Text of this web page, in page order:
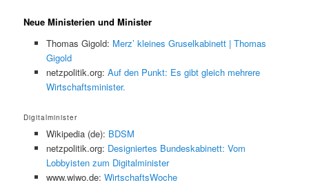
Neue Ministerien und Minister
Thomas Gigold: Merz’ kleines Gruselkabinett | Thomas
Gigold
netzpolitik.org: Auf den Punkt: Es gibt gleich mehrere
Wirtschaftsminister.
Digitalminister
Wikipedia (de): BDSM
netzpolitik.org: Designiertes Bundeskabinett: Vom
Lobbyisten zum Digitalminister
www.wiwo.de: WirtschaftsWoche